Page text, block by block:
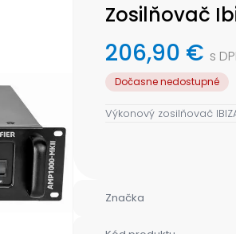
Zosilňovač
206,90 € s
Dočasne nedostupné
Výkonový zosilňovač
Značka